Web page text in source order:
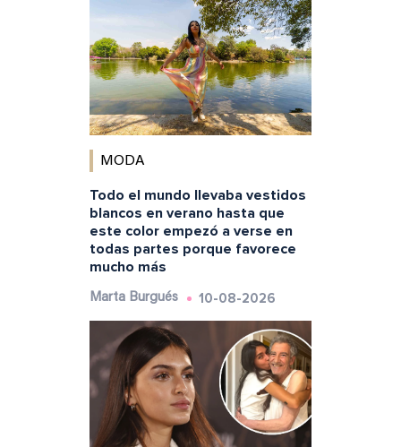
MODA
Todo el mundo llevaba vestidos
blancos en verano hasta que
este color empezó a verse en
todas partes porque favorece
mucho más
Marta Burgués 10-08-2026